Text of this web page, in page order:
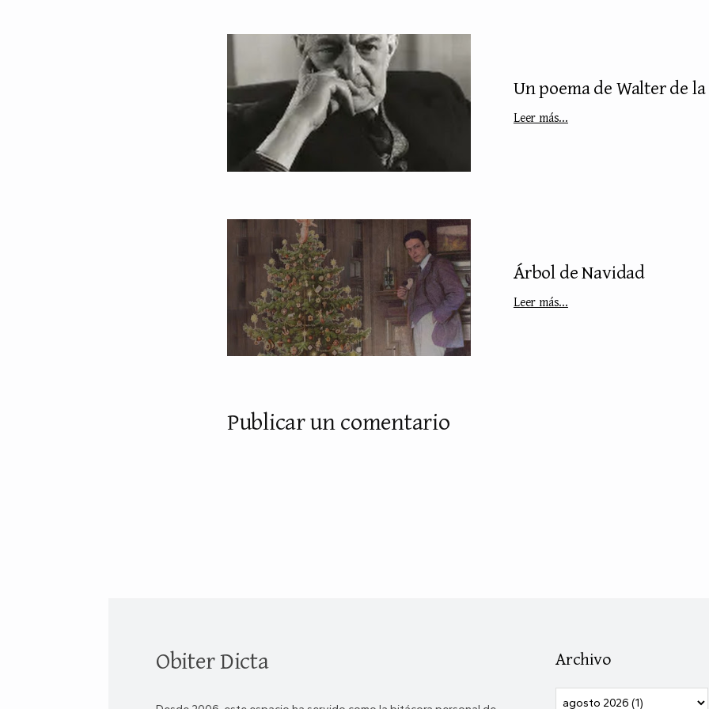
Un poema de Walter de
Leer más...
Árbol de Navidad
Leer más...
Publicar un comentario
Obiter Dicta Archivo